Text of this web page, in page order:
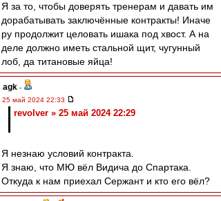
Я за то, чтобы доверять тренерам и давать им
дорабатывать заключённые контракты! Иначе
ру продолжит целовать ишака под хвост. А на
деле должно иметь стальной щит, чугунный
лоб, да титановые яйца!
agk -
25 май 2024 22:33
revolver » 25 май 2024 22:29
Я незнаю условий контракта.
Я знаю, что МЮ вёл Видича до Спартака.
Откуда к нам приехал Сержант и кто его вёл?